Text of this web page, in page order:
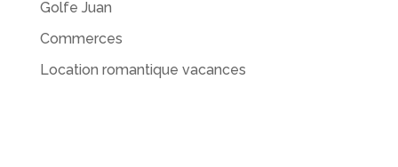
Golfe Juan
Commerces
Location romantique vacances